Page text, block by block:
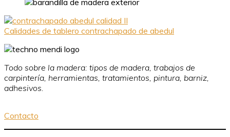
Calidades de tablero contrachapado de abedul
Todo sobre la madera: tipos de madera, trabajos de
carpintería, herramientas, tratamientos, pintura, barniz,
adhesivos.
Contacto